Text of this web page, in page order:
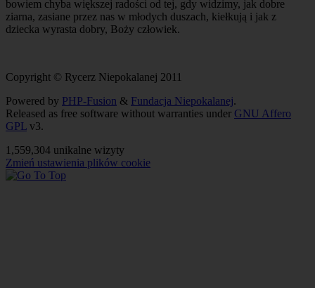
bowiem chyba większej radości od tej, gdy widzimy, jak dobre
ziarna, zasiane przez nas w młodych duszach, kiełkują i jak z
dziecka wyrasta dobry, Boży człowiek.
Copyright © Rycerz Niepokalanej 2011
Powered by PHP-Fusion & Fundacja Niepokalanej.
Released as free software without warranties under GNU Affero
GPL v3.
1,559,304 unikalne wizyty
Zmień ustawienia plików cookie